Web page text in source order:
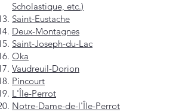
Scholastique, etc.)
Saint-Eustache
Deux-Montagnes
Saint-Joseph-du-Lac
Oka
Vaudreuil-Dorion
Pincourt
L'Île-Perrot
Notre-Dame-de-l'Île-Perrot